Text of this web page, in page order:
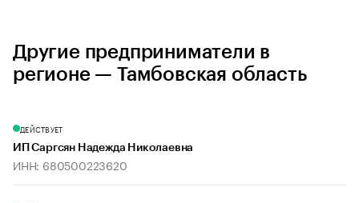
Другие предприниматели в
регионе — Тамбовская область
ДЕЙСТВУЕТ
ИП Саргсян Надежда Николаевна
ИНН: 680500223620